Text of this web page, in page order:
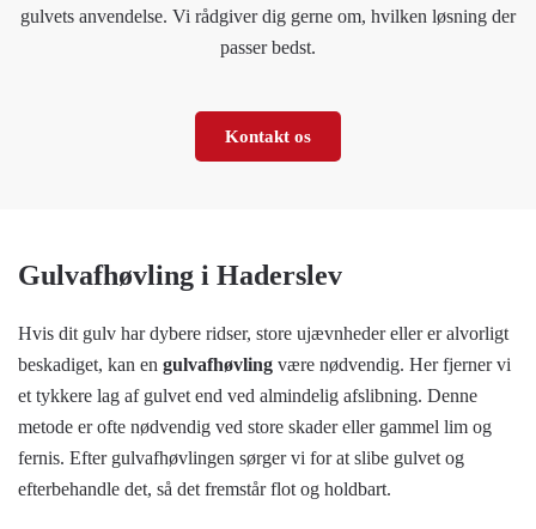
gulvets anvendelse. Vi rådgiver dig gerne om, hvilken løsning der
passer bedst.
Kontakt os
Gulvafhøvling i Haderslev
Hvis dit gulv har dybere ridser, store ujævnheder eller er alvorligt
beskadiget, kan en gulvafhøvling være nødvendig. Her fjerner vi
et tykkere lag af gulvet end ved almindelig afslibning. Denne
metode er ofte nødvendig ved store skader eller gammel lim og
fernis. Efter gulvafhøvlingen sørger vi for at slibe gulvet og
efterbehandle det, så det fremstår flot og holdbart.